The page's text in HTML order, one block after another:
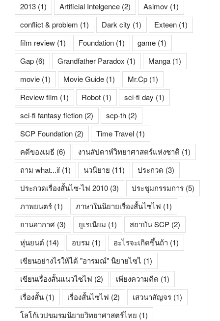
2013 (1) Artificial Intelgence (2) Asimov (1)
conflict & problem (1) Dark city (1) Exteen (1)
film review (1) Foundation (1) game (1)
Gap (6) Grandfather Paradox (1) Manga (1)
movie (1) Movie Guide (1) Mr.Cp (1)
Review film (1) Robot (1) sci-fi day (1)
sci-fi fantasy fiction (2) scp-th (2)
SCP Foundation (2) Time Travel (1)
คดีของเมธี (6) งานสัปดาห์วิทยาศาสตร์แห่งชาติ (1)
ถาม what...if (1) นวนิยาย (11) ประกวด (3)
ประกวดเรื่องสั้นไซ-ไฟ 2010 (3) ประชุมกรรมการ (5)
ภาพยนตร์ (1) ภาษาในนิยายเรื่องสั้นไซไฟ (1)
ยานอวกาศ (3) ยูเรเนียม (1) สถาบัน SCP (2)
หุ่นยนต์ (14) อบรม (1) อะไรจะเกิดขึ้นถ้า (1)
เขียนอย่างไรให้ได้ "อารมณ์" นิยายไซไ (1)
เขียนเรื่องสั้นแนวไซไฟ (2) เพียงความคืด (1)
เรื่องสั้น (1) เรื่องสั้นไซไฟ (2) เสวนาสัญจร (1)
โลโก้เวปขมรมนิยายวิทยาศาสตร์ไทย (1)